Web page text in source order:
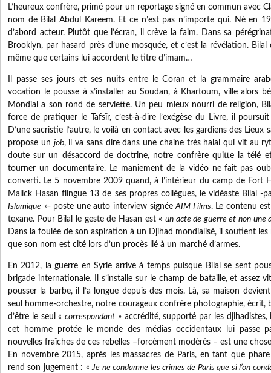
L’heureux confrère, primé pour un reportage signé en commun avec
nom de Bilal Abdul Kareem. Et ce n’est pas n’importe qui. Né en
d’abord acteur. Plutôt que l’écran, il crève la faim. Dans sa
Brooklyn, par hasard près d’une mosquée, et c’est la révélation.
même que certains lui accordent le titre d’imam…
Il passe ses jours et ses nuits entre le Coran et la grammaire
vocation le pousse à s’installer au Soudan, à Khartoum, ville alors
Mondial a son rond de serviette. Un peu mieux nourri de religion,
force de pratiquer le Tafsïr, c’est-à-dire l’exégèse du Livre, il
D’une sacristie l’autre, le voilà en contact avec les gardiens des Lieux
propose un job, il va sans dire dans une chaine très halal qui vit au
doute sur un désaccord de doctrine, notre confrère quitte la télé
tourner un documentaire. Le maniement de la vidéo ne fait pas
converti. Le 5 novembre 2009 quand, à l’intérieur du camp de Fort
Malick Hasan flingue 13 de ses propres collègues, le vidéaste Bilal -
Islamique »- poste une auto interview signéeAIM Films. Le contenu
texane. Pour Bilal le geste de Hasan est « un acte de guerre et non une
Dans la foulée de son aspiration à un Djihad mondialisé, il soutient
que son nom est cité lors d’un procès lié à un marché d’armes.
En 2012, la guerre en Syrie arrive à temps puisque Bilal se sent
brigade internationale. Il s’installe sur le champ de bataille, et assez
pousser la barbe, il l’a longue depuis des mois. Là, sa maison
seul homme-orchestre, notre courageux confrère photographie, écrit,
d’être le seul « correspondant » accrédité, supporté par les
cet homme protée le monde des médias occidentaux lui passe
nouvelles fraîches de ces rebelles –forcément modérés – est une
En novembre 2015, après les massacres de Paris, en tant que
rend son jugement : «Je ne condamne les crimes de Paris que si l’on